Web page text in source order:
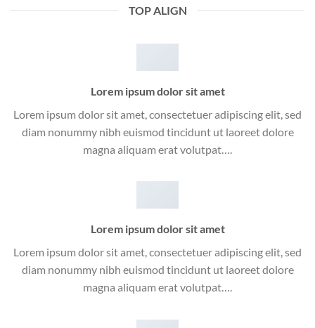
TOP ALIGN
Lorem ipsum dolor sit amet
Lorem ipsum dolor sit amet, consectetuer adipiscing elit, sed
diam nonummy nibh euismod tincidunt ut laoreet dolore
magna aliquam erat volutpat….
Lorem ipsum dolor sit amet
Lorem ipsum dolor sit amet, consectetuer adipiscing elit, sed
diam nonummy nibh euismod tincidunt ut laoreet dolore
magna aliquam erat volutpat….